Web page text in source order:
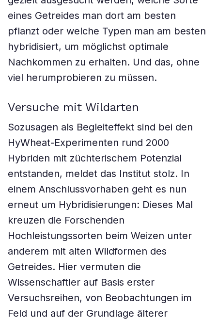
eines Getreides man dort am besten
pflanzt oder welche Typen man am besten
hybridisiert, um möglichst optimale
Nachkommen zu erhalten. Und das, ohne
viel herumprobieren zu müssen.
Versuche mit Wildarten
Sozusagen als Begleiteffekt sind bei den
HyWheat-Experimenten rund 2000
Hybriden mit züchterischem Potenzial
entstanden, meldet das Institut stolz. In
einem Anschlussvorhaben geht es nun
erneut um Hybridisierungen: Dieses Mal
kreuzen die Forschenden
Hochleistungssorten beim Weizen unter
anderem mit alten Wildformen des
Getreides. Hier vermuten die
Wissenschaftler auf Basis erster
Versuchsreihen, von Beobachtungen im
Feld und auf der Grundlage älterer